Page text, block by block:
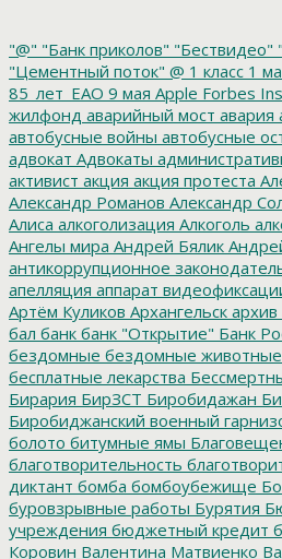
"@" "Банк приколов" "Бествидео"
"Цементный поток" @ 1 класс 1
85_лет_ЕАО 9 мая Apple Forbes
жилфонд аварийный мост авария
автобусные войны автобусные
адвокат Адвокаты
активист акция акция протеста
Александр Романов Александр
Алиса алкоголизация Алкоголь
Ангелы мира Андрей Бялик
антикоррупционное
апелляция аппарат
Артём Куликов Архангельск архив
бал банк банк "Открытие" Банк
бездомные бездомные животные
бесплатные лекарства
Бирария БирЗСТ Биробидажан
Биробиджанский военный
болото битумные ямы
благотворительность
диктант бомба бомбоубежище
буровзрывные работы Бурятия
учреждения бюджетный кредит
Коровин Валентина Матвиенко